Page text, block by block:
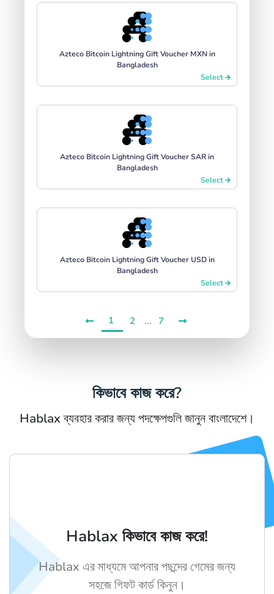
Azteco Bitcoin Lightning Gift Voucher MXN in
Bangladesh
Select
Azteco Bitcoin Lightning Gift Voucher SAR in
Bangladesh
Select
Azteco Bitcoin Lightning Gift Voucher USD in
Bangladesh
Select
1 2 ... 7
কিভাবে কাজ করে?
Hablax ব্যবহার করার জন্য পদক্ষেপগুলি জানুন বাংলাদেশে।
Hablax কিভাবে কাজ করে!
Hablax এর মাধ্যমে আপনার পছন্দের গেমের জন্য
সহজে গিফট কার্ড কিনুন।